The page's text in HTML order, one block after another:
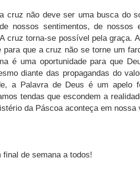
cruz não deve ser uma busca do
nossos sentimentos, de
cruz torna-se possível pela graça.
para que a cruz não se torne um
é uma oportunidade para que
diante das propagandas do
a Palavra de Deus é um apelo
tendas que escondem a
da Páscoa aconteça em nossa
final de semana a todos!